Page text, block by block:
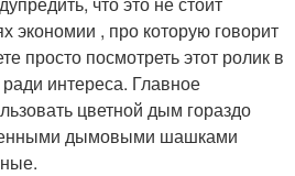
экономии , про которую говорит
просто посмотреть этот ролик в
интереса. Главное
цветной дым гораздо
дымовыми шашками